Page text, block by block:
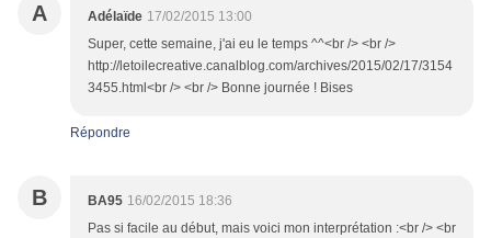
A Adélaïde 17/02/2015 13:00
Super, cette semaine, j'ai eu le temps ^^<br /> <br />
http://letoilecreative.canalblog.com/archives/2015/02/17/3154
3455.html<br /> <br /> Bonne journée ! Bises
Répondre
B BA95 16/02/2015 18:36
Pas si facile au début, mais voici mon interprétation :<br /> <br